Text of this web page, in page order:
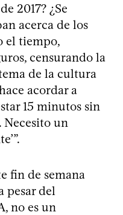
2017? ¿Se
acerca de los
el tiempo,
censurando la
de la cultura
acordar a
15 minutos sin
Necesito un
fin de semana
pesar del
no es un